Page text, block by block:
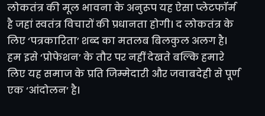
लोकतंत्र की मूल भावना के अनुरूप यह ऐसा प्लेटफॉर्म
है जहां स्वतंत्र विचारों की प्रधानता होगी। द लोकतंत्र के
लिए ‘पत्रकारिता’ शब्द का मतलब बिलकुल अलग है।
हम इसे ‘प्रोफेशन’ के तौर पर नहीं देखते बल्कि हमारे
लिए यह समाज के प्रति जिम्मेदारी और जवाबदेही से पूर्ण
एक ‘आंदोलन’ है।